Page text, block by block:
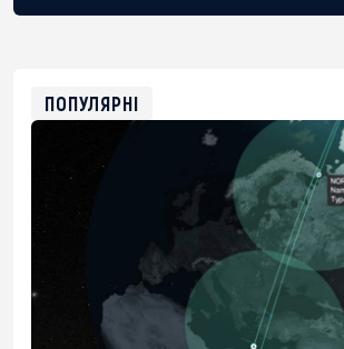
0xfD02863D3289416fcF50975c9DFda13623f97758
ПОПУЛЯРНІ